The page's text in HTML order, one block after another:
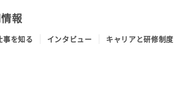
報
事を知る インタビュー キャリアと研修制度